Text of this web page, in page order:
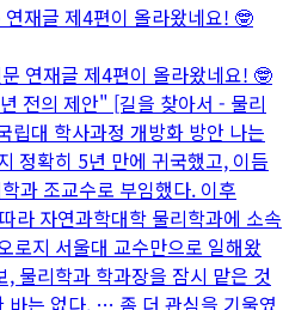
재글 제4편이 올라왔네요! 🤓